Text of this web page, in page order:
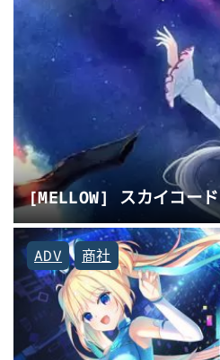
[MELLOW] スカイコード
ADV 商社